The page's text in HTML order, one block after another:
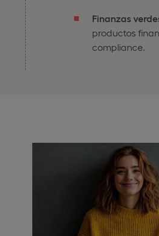
Finanzas
productos
compliance.